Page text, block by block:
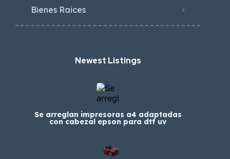
Bienes Raices
Newest Listings​
Se arreglan impresoras a4 adaptadas
con cabezal epson para dtf uv